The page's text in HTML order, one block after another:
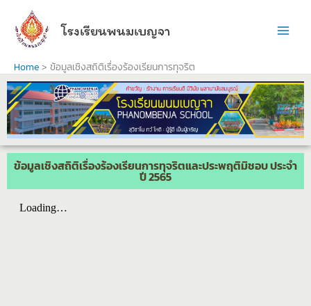
content
โรงเรียนพนมเบญจา
Home ข้อมูลเชิงสถิติเรื่องร้องเรียนการทุจริต
ข้อมูลเชิงสถิติเรื่องร้องเรียนการทุจริตและประพฤติมิชอบ ประจำ
ปี 2565